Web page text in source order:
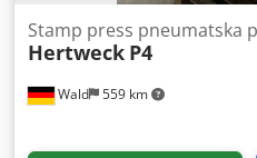
Wald 559 km
Stamp press pneumatska
Hertweck P4